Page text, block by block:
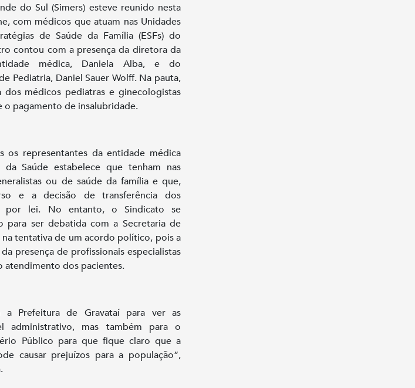
do Sul (Simers) esteve reunido nesta
com médicos que atuam nas Unidades
de Saúde da Família (ESFs) do
contou com a presença da diretora da
médica, Daniela Alba, e do
Pediatria, Daniel Sauer Wolff. Na pauta,
médicos pediatras e ginecologistas
o pagamento de insalubridade.
representantes da entidade médica
Saúde estabelece que tenham nas
ou de saúde da família e que,
e a decisão de transferência dos
por lei. No entanto, o Sindicato se
para ser debatida com a Secretaria de
tentativa de um acordo político, pois a
presença de profissionais especialistas
o atendimento dos pacientes.
a Prefeitura de Gravataí para ver as
administrativo, mas também para o
Público para que fique claro que a
causar prejuízos para a população”,